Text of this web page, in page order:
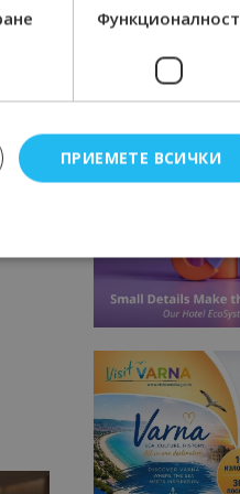
Функционалност
ПРИЕМЕТЕ ВСИЧКИ
Функционалност
като потребителско влизане и
необходими бисквитки.
използва, за да запомните съгласието
използването на бисквитки на сайта.